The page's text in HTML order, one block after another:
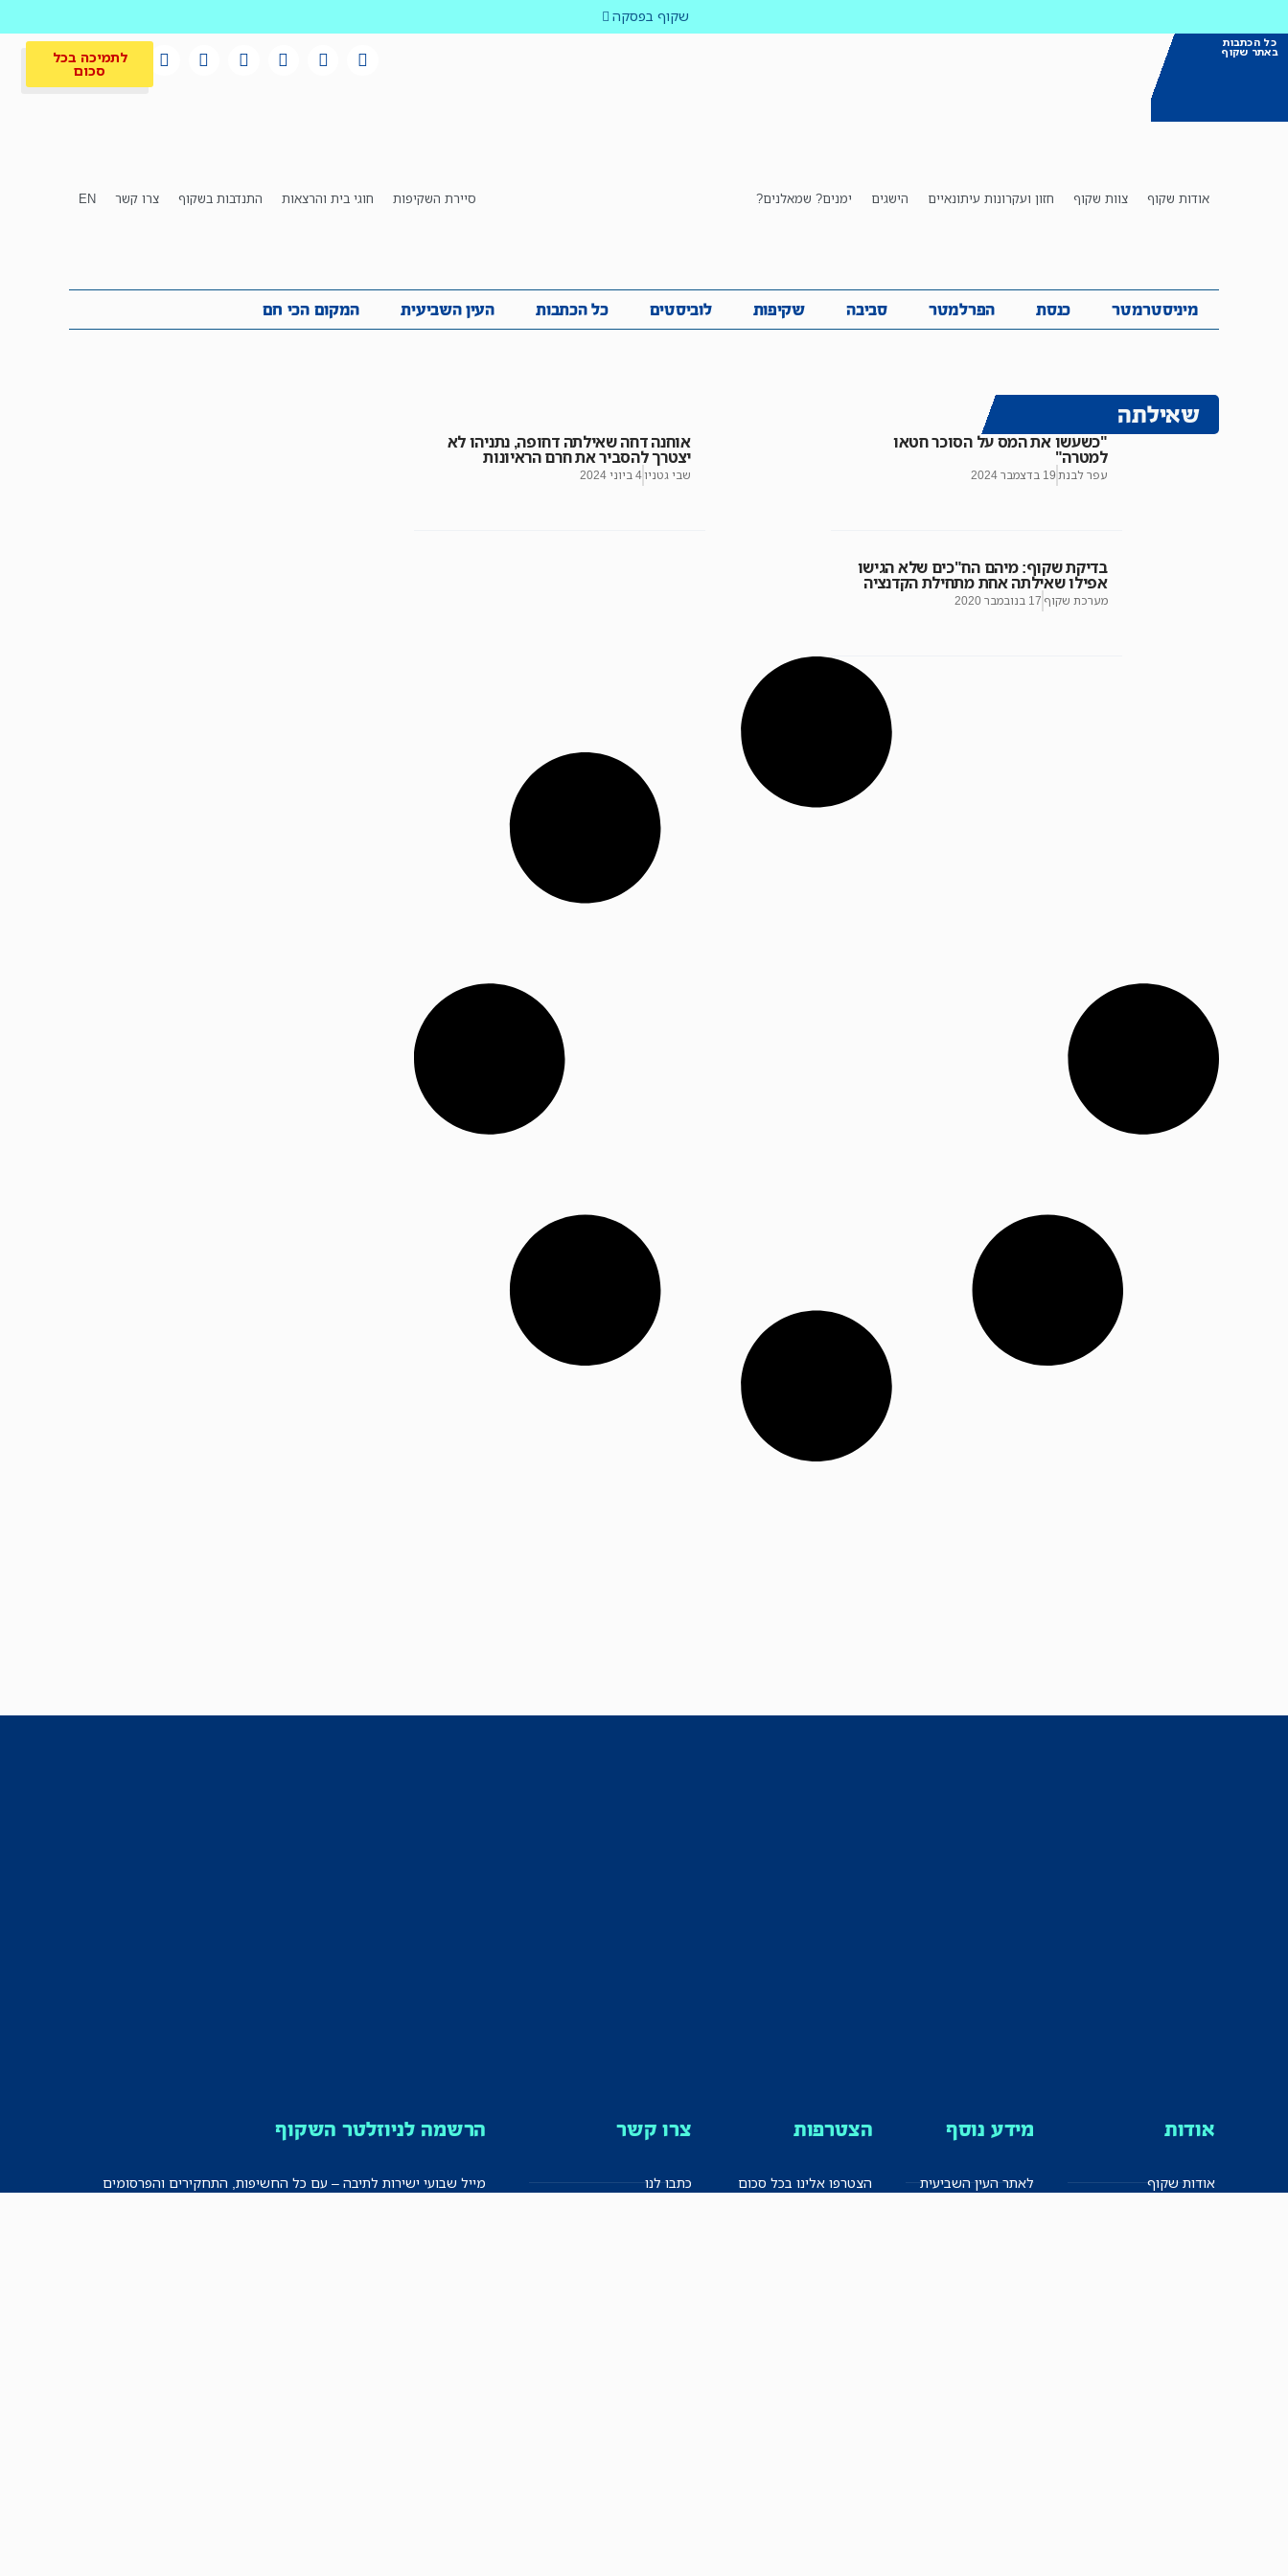
שקוף בפסקה
כל הכתבות
באתר שקוף לתמיכה בכל
סכום
אודות שקוף צוות שקוף חזון ועקרונות עיתונאיים הישגים ימנים? שמאלנים? סיירת השקיפות חוגי בית והרצאות התנדבות בשקוף צרו קשר EN
מיניסטרמטר כנסת הפרלמטר סביבה שקיפות לוביסטים כל הכתבות העין השביעית המקום הכי חם
מיניסטרמטר כנסת הפרלמטר סביבה שקיפות לוביסטים כל הכתבות העין השביעית המקום הכי חם לתמיכה בכל
שאילתה
"כשעשו את המס על הסוכר חטאו
למטרה"
עפר לבנת19 בדצמבר 2024
אוחנה דחה שאילתה דחופה, נתניהו לא
יצטרך להסביר את חרם הראיונות
שבי גטניו4 ביוני 2024
בדיקת שקוף: מיהם הח"כים שלא הגישו
אפילו שאילתה אחת מתחילת הקדנציה
מערכת שקוף 17 בנובמבר 2020
אודות
אודות שקוף
מידע נוסף
לאתר העין השביעית
הצטרפות
הצטרפו אלינו בכל סכום
צרו קשר
כתבו לנו
הרשמה לניוזלטר השקוף
מייל שבועי ישירות לתיבה – עם כל החשיפות, התחקירים והפרסומים